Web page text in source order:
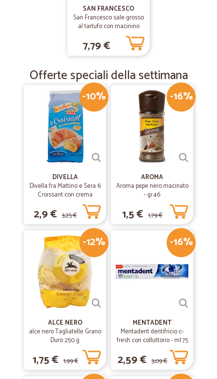
Trustpilot
Siete una zienda straordinaria. Vi seguo da quando facevate
formaggi. Mi piacete ....molto . Continuate così ragazzi
SAN FRANCESCO
San Francesco sale grosso
al tartufo con macinino
7,79 €
Offerte speciali della settimana
-10%
DIVELLA
Divella fra Mattino e Sera 6
Croissant con crema
pasticcera 270 gr.
2,9 € 3,25 €
-16%
AROMA
Aroma pepe nero macinato
- gr.46
1,5 € 1,79 €
-12%
ALCE NERO
alce nero Tagliatelle Grano
Duro 250 g
1,75 € 1,99 €
-16%
MENTADENT
Mentadent dentifricio c-
fresh con colluttorio - ml.75
2,59 € 3,09 €